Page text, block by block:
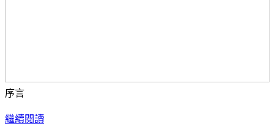
序言
繼續閱讀